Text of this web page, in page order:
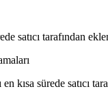
satıcı tarafından
kısa sürede satıcı